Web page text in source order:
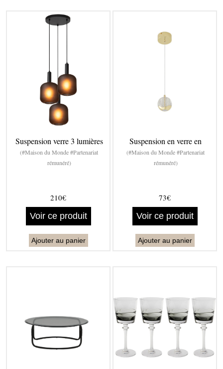
Suspension verre 3 lumières
(#Maison du Monde #Partenariat
rémunéré)
210€
Voir ce produit
Ajouter au panier
Suspension en verre en
(#Maison du Monde #Partenariat
rémunéré)
73€
Voir ce produit
Ajouter au panier